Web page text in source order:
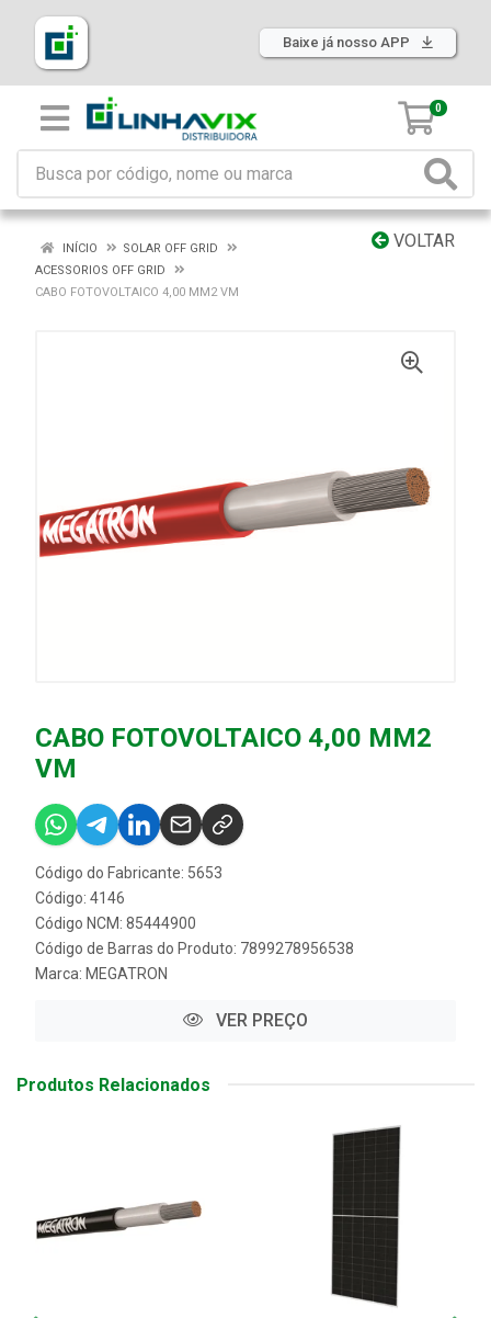
Baixe já nosso APP
0
VOLTAR
INÍCIO
SOLAR OFF GRID
ACESSORIOS OFF GRID
CABO FOTOVOLTAICO 4,00 MM2 VM
CABO FOTOVOLTAICO 4,00 MM2
VM
Código do Fabricante: 5653
Código: 4146
Código NCM: 85444900
Código de Barras do Produto: 7899278956538
Marca: MEGATRON
VER PREÇO
Produtos Relacionados